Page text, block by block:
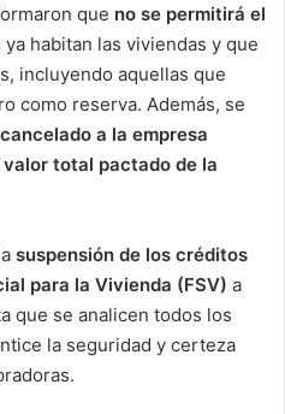
que no se permitirá el
habitan las viviendas y que
incluyendo aquellas que
como reserva. Además, se
a la empresa
total pactado de la
suspensión de los créditos
para la Vivienda (FSV) a
que se analicen todos los
la seguridad y certeza